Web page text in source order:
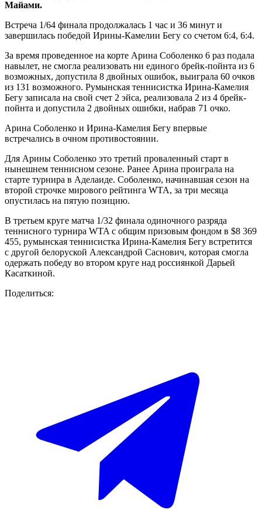
Майами.
Встреча 1/64 финала продолжалась 1 час и 36 минут и
завершилась победой Ирины-Камелии Бегу со счетом 6:4, 6:4.
За время проведенное на корте Арина Соболенко 6 раз подала
навылет, не смогла реализовать ни единого брейк-пойнта из 6
возможных, допустила 8 двойных ошибок, выиграла 60 очков
из 131 возможного. Румынская теннисистка Ирина-Камелия
Бегу записала на свой счет 2 эйса, реализовала 2 из 4 брейк-
пойнта и допустила 2 двойных ошибки, набрав 71 очко.
Арина Соболенко и Ирина-Камелия Бегу впервые
встречались в очном противостоянии.
Для Арины Соболенко это третий проваленный старт в
нынешнем теннисном сезоне. Ранее Арина проиграла на
старте турнира в Аделаиде. Соболенко, начинавшая сезон на
второй строчке мирового рейтинга WTA, за три месяца
опустилась на пятую позицию.
В третьем круге матча 1/32 финала одиночного разряда
теннисного турнира WTA с общим призовым фондом в $8 369
455, румынская теннисистка Ирина-Камелия Бегу встретится
с другой белоруской Александрой Саснович, которая смогла
одержать победу во втором круге над россиянкой Дарьей
Касаткиной.
Поделиться: